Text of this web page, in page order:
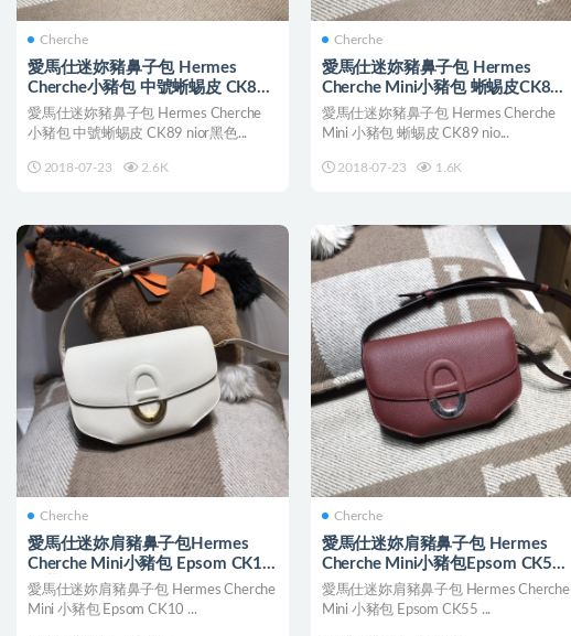
Cherche
愛馬仕迷妳豬鼻子包 Hermes
Cherche小豬包 中號蜥蜴皮 CK89
黑色 金扣
愛馬仕迷妳豬鼻子包 Hermes Cherche
小豬包 中號蜥蜴皮 CK89 nior黑色...
2018-07-23 2.6K
Cherche
愛馬仕迷妳豬鼻子包 Hermes
Cherche Mini小豬包 蜥蜴皮CK89
黑色銀扣
愛馬仕迷妳豬鼻子包 Hermes Cherche
Mini 小豬包 蜥蜴皮 CK89 nio...
2018-07-23 1.6K
Cherche
愛馬仕迷妳肩豬鼻子包Hermes
Cherche Mini小豬包 Epsom CK10
奶昔白
愛馬仕迷妳肩豬鼻子包 Hermes Cherche
Mini 小豬包 Epsom CK10 ...
Cherche
愛馬仕迷妳肩豬鼻子包 Hermes
Cherche Mini小豬包Epsom CK55
H愛馬仕紅
愛馬仕迷妳肩豬鼻子包 Hermes Cherche
Mini 小豬包 Epsom CK55 ...